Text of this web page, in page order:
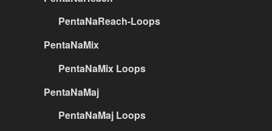
PentaNaReach-Loops
PentaNaMix
PentaNaMix Loops
PentaNaMaj
PentaNaMaj Loops